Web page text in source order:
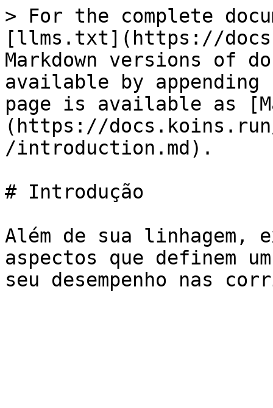
> For the complete
[llms.txt](https://
Markdown versions of
available by
page is available as
(https://docs.koins.run/
/introduction.md).
# Introdução
Além de sua linhagem,
aspectos que definem